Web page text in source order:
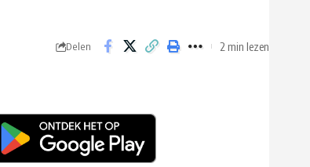
Delen 2 min lezen